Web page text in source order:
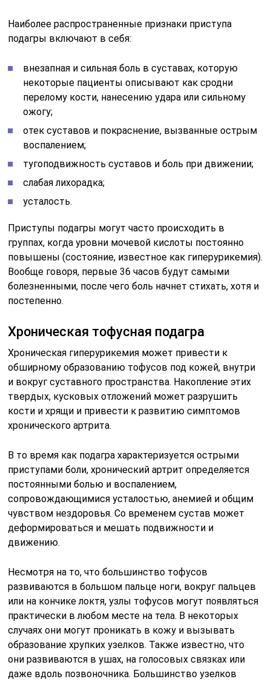
Наиболее распространенные признаки приступа
подагры включают в себя:
внезапная и сильная боль в суставах, которую
некоторые пациенты описывают как сродни
перелому кости, нанесению удара или сильному
ожогу;
отек суставов и покраснение, вызванные острым
воспалением;
тугоподвижность суставов и боль при движении;
слабая лихорадка;
усталость.
Приступы подагры могут часто происходить в
группах, когда уровни мочевой кислоты постоянно
повышены (состояние, известное как гиперурикемия).
Вообще говоря, первые 36 часов будут самыми
болезненными, после чего боль начнет стихать, хотя и
постепенно.
Хроническая тофусная подагра
Хроническая гиперурикемия может привести к
обширному образованию тофусов под кожей, внутри
и вокруг суставного пространства. Накопление этих
твердых, кусковых отложений может разрушить
кости и хрящи и привести к развитию симптомов
хронического артрита.
В то время как подагра характеризуется острыми
приступами боли, хронический артрит определяется
постоянными болью и воспалением,
сопровождающимися усталостью, анемией и общим
чувством нездоровья. Со временем сустав может
деформироваться и мешать подвижности и
движению.
Несмотря на то, что большинство тофусов
развиваются в большом пальце ноги, вокруг пальцев
или на кончике локтя, узлы тофусов могут появляться
практически в любом месте на тела. В некоторых
случаях они могут проникать в кожу и вызывать
образование хрупких узелков. Также известно, что
они развиваются в ушах, на голосовых связках или
даже вдоль позвоночника. Большинство узелков